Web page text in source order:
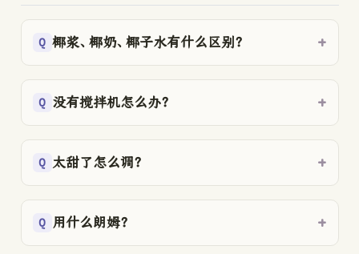
椰浆、椰奶、椰子水有什么区别？
没有搅拌机怎么办？
太甜了怎么调？
用什么朗姆？